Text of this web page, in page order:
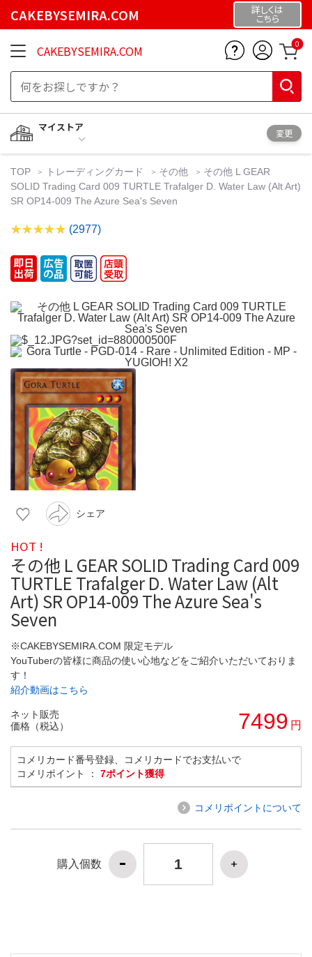
CAKEBYSEMIRA.COM 詳しくは
こちら
CAKEBYSEMIRA.COM 0
マイストア
変更
TOP トレーディングカード その他
その他 L GEAR
SOLID Trading Card 009 TURTLE Trafalger D. Water Law (Alt Art)
SR OP14-009 The Azure Sea's Seven
(2977)
シェア
HOT !
その他 L GEAR SOLID Trading Card 009
TURTLE Trafalger D. Water Law (Alt
Art) SR OP14-009 The Azure Sea's
Seven
※CAKEBYSEMIRA.COM 限定モデル
YouTuberの皆様に商品の使い心地などをご紹介いただいておりま
す！
紹介動画はこちら
ネット販売
価格（税込）
7499 円
コメリカード番号登録、コメリカードでお支払いで
コメリポイント ： 7ポイント獲得
コメリポイントについて
購入個数